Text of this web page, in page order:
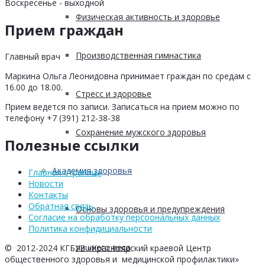
Физическая активность и здоровье
Производственная гимнастика
Стресс и здоровье
Сохранение мужского здоровья
Академия здоровья
Основы здоровья и предупреждения
лишнего веса
Воскресенье - выходной
Прием граждан
Главный врач
Маркина Ольга Леонидовна принимает граждан по средам с
16.00 до 18.00.
Прием ведется по записи. Записаться на прием можно по
телефону +7 (391) 212-38-38
Полезные ссылки
Главная страница
Новости
Контакты
Обратная связь
Согласие на обработку персоональных данных
Политика конфидициальности
© 2012-2024 КГБУЗ «Красноярский краевой Центр
общественного здоровья и медицинской профилактики»